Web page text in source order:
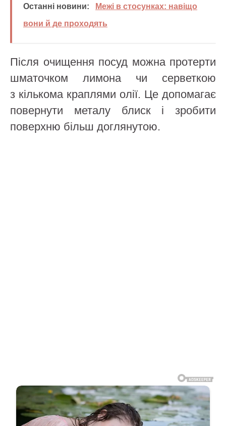
Останні новини:
Межі в стосунках: навіщо
вони й де проходять
Після очищення посуд можна протерти
шматочком лимона чи серветкою
з кількома краплями олії. Це допомагає
повернути металу блиск і зробити
поверхню більш доглянутою.